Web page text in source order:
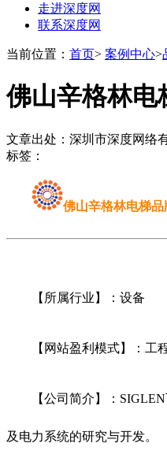
走进深度网
联系深度网
当前位置： 首页> 案例中心>
佛山辛格林电
文章出处：深圳市深度网络
标签：
佛山辛格林电梯品
【所属行业】：设备
【网站盈利模式】：工
【公司简介】：SIGLEN
及电力系统的研究与开发。